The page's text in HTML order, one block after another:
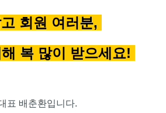
회원 여러분,
복 많이 받으세요!
표 배춘환입니다.